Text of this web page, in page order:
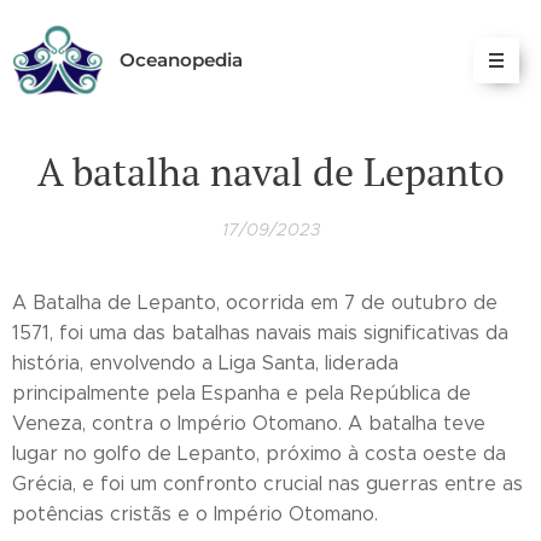
Oceanopedia
A batalha naval de Lepanto
17/09/2023
A Batalha de Lepanto, ocorrida em 7 de outubro de
1571, foi uma das batalhas navais mais significativas da
história, envolvendo a Liga Santa, liderada
principalmente pela Espanha e pela República de
Veneza, contra o Império Otomano. A batalha teve
lugar no golfo de Lepanto, próximo à costa oeste da
Grécia, e foi um confronto crucial nas guerras entre as
potências cristãs e o Império Otomano.